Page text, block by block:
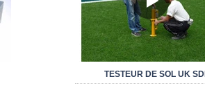
TESTEUR DE SOL UK SDI